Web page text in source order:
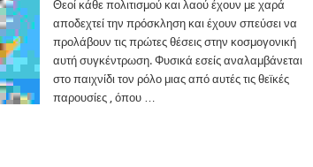
Θεοί κάθε πολιτισμού και λαού έχουν με χαρά
αποδεχτεί την πρόσκληση και έχουν σπεύσει να
προλάβουν τις πρώτες θέσεις στην κοσμογονική
αυτή συγκέντρωση. Φυσικά εσείς αναλαμβάνεται
στο παιχνίδι τον ρόλο μιας από αυτές τις θεϊκές
παρουσίες , όπου …